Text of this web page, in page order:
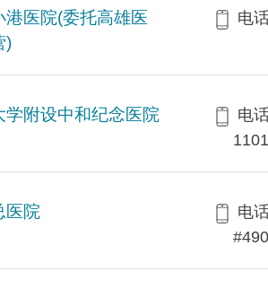
港医院(委托高雄医
)
电
学附设中和纪念医院
电
医院
电